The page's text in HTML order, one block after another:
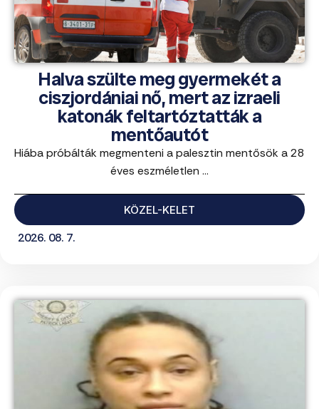
Halva szülte meg gyermekét a
ciszjordániai nő, mert az izraeli
katonák feltartóztatták a
mentőautót
Hiába próbálták megmenteni a palesztin mentősök a 28
éves eszméletlen ...
KÖZEL-KELET
2026. 08. 7.